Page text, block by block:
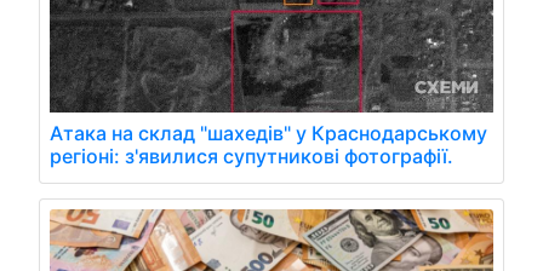
Атака на склад "шахедів" у Краснодарському
регіоні: з'явилися супутникові фотографії.